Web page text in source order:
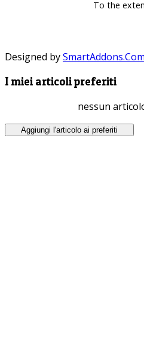
To the
Designed bySmartAddons.Com
I miei articoli preferiti
nessun